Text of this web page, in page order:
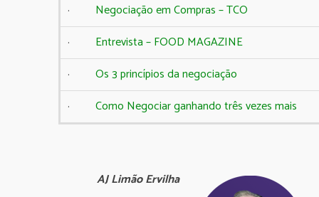
· Negociação em Compras – TCO
· Entrevista – FOOD MAGAZINE
·Os 3 princípios da negociação
·Como Negociar ganhando três vezes mais
AJ Limão Ervilha